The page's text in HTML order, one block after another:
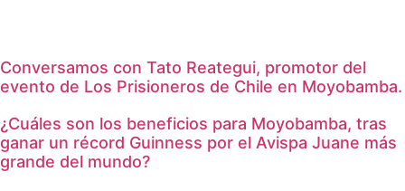
Conversamos con Tato Reategui, promotor del
evento de Los Prisioneros de Chile en Moyobamba.
¿Cuáles son los beneficios para Moyobamba, tras
ganar un récord Guinness por el Avispa Juane más
grande del mundo?